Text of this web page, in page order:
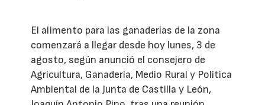
El alimento para las ganaderías de la zona
comenzará a llegar desde hoy lunes, 3 de
agosto, según anunció el consejero de
Agricultura, Ganadería, Medio Rural y Política
Ambiental de la Junta de Castilla y León,